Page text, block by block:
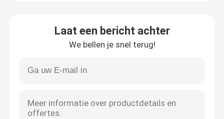
EMS-pcba
Laat een bericht achter
We bellen je snel terug!